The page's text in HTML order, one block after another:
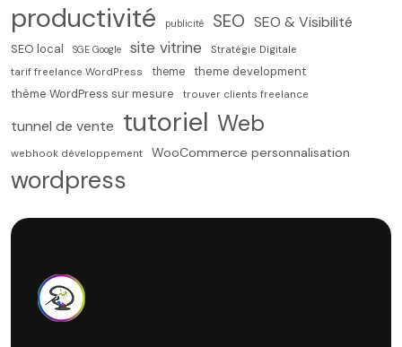
productivité
publicité SEO SEO & Visibilité
SEO local SGE Google site vitrine
Stratégie Digitale
tarif freelance WordPress
theme
theme development
thème WordPress sur mesure
trouver clients freelance
tunnel de vente tutoriel Web
webhook développement WooCommerce personnalisation
wordpress